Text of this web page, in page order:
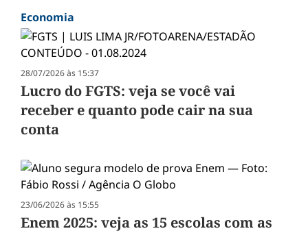
Economia
28/07/2026 às 15:37
Lucro do FGTS: veja se você vai
receber e quanto pode cair na sua
conta
23/06/2026 às 15:55
Enem 2025: veja as 15 escolas com as